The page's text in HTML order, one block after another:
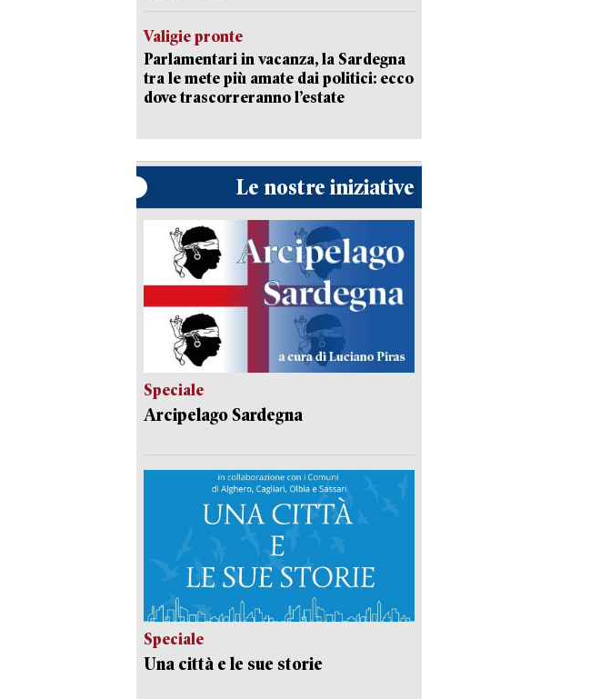
Valigie pronte
Parlamentari in vacanza, la Sardegna
tra le mete più amate dai politici: ecco
dove trascorreranno l’estate
Le nostre iniziative
Speciale
Arcipelago Sardegna
Speciale
Una città e le sue storie